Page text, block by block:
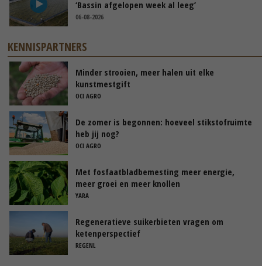
‘Bassin afgelopen week al leeg’
06-08-2026
KENNISPARTNERS
Minder strooien, meer halen uit elke
kunstmestgift
OCI AGRO
De zomer is begonnen: hoeveel stikstofruimte
heb jij nog?
OCI AGRO
Met fosfaatbladbemesting meer energie,
meer groei en meer knollen
YARA
Regeneratieve suikerbieten vragen om
ketenperspectief
REGENL